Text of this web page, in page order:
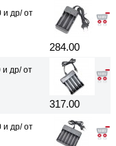
и др/ от
284.00
и др/ от
317.00
и др/ от